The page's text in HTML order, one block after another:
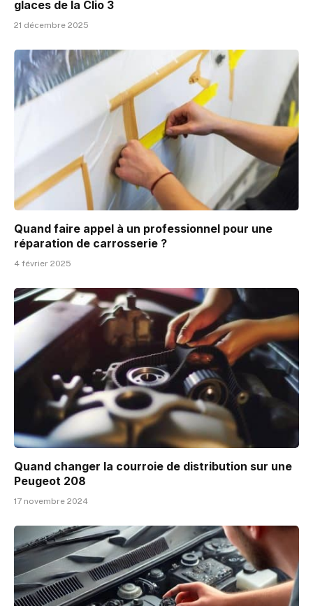
glaces de la Clio 3
21 décembre 2025
Quand faire appel à un professionnel pour une
réparation de carrosserie ?
4 février 2025
Quand changer la courroie de distribution sur une
Peugeot 208
17 novembre 2024